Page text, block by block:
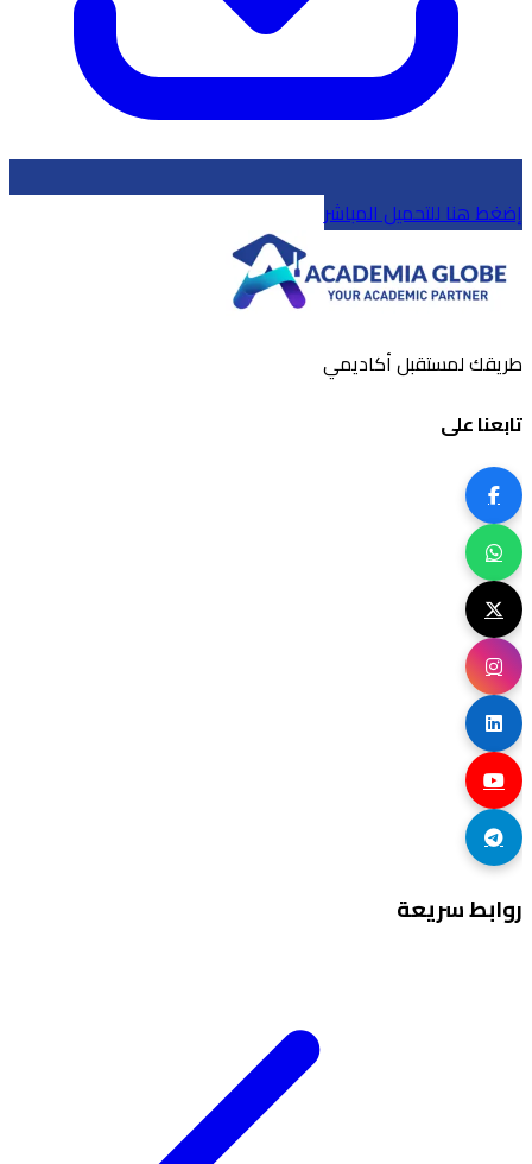
إضغط هنا للتحميل المباشر
طريقك لمستقبل أكاديمي
تابعنا على
روابط سريعة